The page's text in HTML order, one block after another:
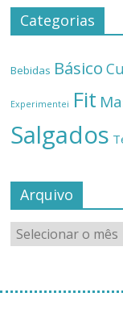
Categorias
Bebidas Básico
Experimentei Fit
Salgados
Arquivo